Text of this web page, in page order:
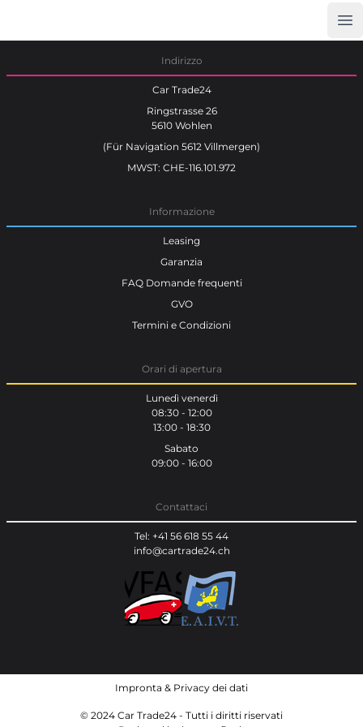
Indirizzo
Car Trade24
Ringstrasse 26
5610 Wohlen
(Für Navigation 5612 Villmergen)
MWST: CHE-116.101.972
Informazione
Leasing
Garanzia
FAQ Domande frequenti
GVO
Termini e Condizioni
Orari di apertura
Lunedì venerdì
08:30 - 12:00
13:00 - 18:30
Sabato
09:00 - 16:00
Contattaci
Tel: +41 56 618 55 44
info@cartrade24.ch
Impronta & Privacy dei dati
© 2024 Car Trade24 - Tutti i diritti riservati